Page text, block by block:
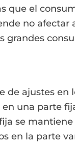
que el
no afectar
grandes
de ajustes en
una parte
se
en la parte